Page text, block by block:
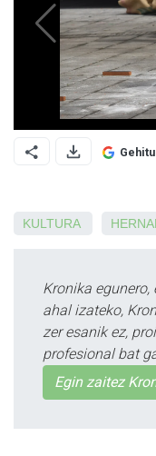
KULTURA
Kronika
ahal izateko,
zer esanik ez,
profesional bat
Egin zaitez